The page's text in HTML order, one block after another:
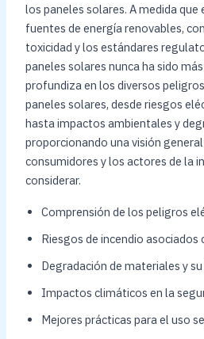
los paneles solares. A medida
fuentes de energía renovables,
toxicidad y los estándares
paneles solares nunca ha sido
profundiza en los diversos
paneles solares, desde riesgos
hasta impactos ambientales y
proporcionando una visión
consumidores y los actores de la
considerar.
Comprensión de los peligros
Riesgos de incendio
Degradación de materiales y
Impactos climáticos en la
Mejores prácticas para el uso